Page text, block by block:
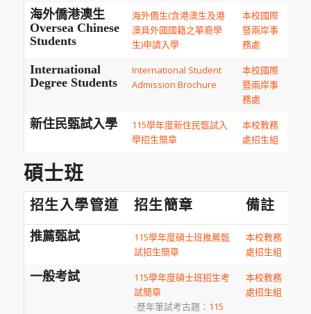
海外僑港澳生
Oversea Chinese
Students
海外僑生(含港澳生及港
澳具外國國籍之華裔學
生)申請入學
本校國際
暨兩岸事
務處
International
Degree Students
International Student
Admission Brochure
本校國際
暨兩岸事
務處
新住民甄試入學
115學年度新住民甄試入
學招生簡章
本校教務
處招生組
碩士班
招生入學管道 招生簡章 備註
推薦甄試
115學年度碩士班推薦甄
試招生簡章
本校教務
處招生組
一般考試
115學年度碩士班招生考
試簡章
-歷年筆試考古題： 115
本校教務
處招生組